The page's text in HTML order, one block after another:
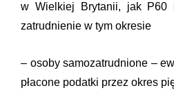
w Wielkiej Brytanii, jak P60
zatrudnienie w tym okresie
– osoby samozatrudnione –
płacone podatki przez okres